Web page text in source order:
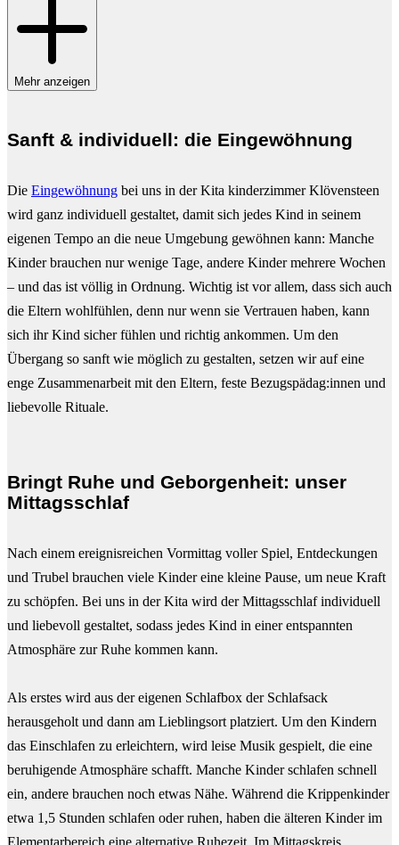
Mehr anzeigen
Sanft & individuell: die Eingewöhnung
Die Eingewöhnung bei uns in der Kita kinderzimmer Klövensteen
wird ganz individuell gestaltet, damit sich jedes Kind in seinem
eigenen Tempo an die neue Umgebung gewöhnen kann: Manche
Kinder brauchen nur wenige Tage, andere Kinder mehrere Wochen
– und das ist völlig in Ordnung. Wichtig ist vor allem, dass sich auch
die Eltern wohlfühlen, denn nur wenn sie Vertrauen haben, kann
sich ihr Kind sicher fühlen und richtig ankommen. Um den
Übergang so sanft wie möglich zu gestalten, setzen wir auf eine
enge Zusammenarbeit mit den Eltern, feste Bezugspädag:innen und
liebevolle Rituale.
Bringt Ruhe und Geborgenheit: unser
Mittagsschlaf
Nach einem ereignisreichen Vormittag voller Spiel, Entdeckungen
und Trubel brauchen viele Kinder eine kleine Pause, um neue Kraft
zu schöpfen. Bei uns in der Kita wird der Mittagsschlaf individuell
und liebevoll gestaltet, sodass jedes Kind in einer entspannten
Atmosphäre zur Ruhe kommen kann.
Als erstes wird aus der eigenen Schlafbox der Schlafsack
herausgeholt und dann am Lieblingsort platziert. Um den Kindern
das Einschlafen zu erleichtern, wird leise Musik gespielt, die eine
beruhigende Atmosphäre schafft. Manche Kinder schlafen schnell
ein, andere brauchen noch etwas Nähe. Während die Krippenkinder
etwa 1,5 Stunden schlafen oder ruhen, haben die älteren Kinder im
Elementarbereich eine alternative Ruhezeit. Im Mittagskreis